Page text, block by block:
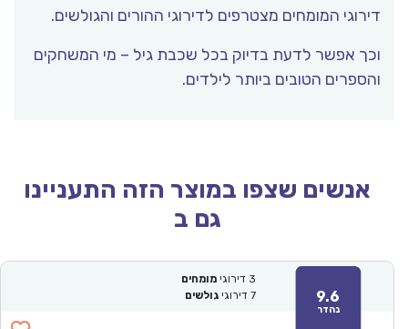
דירוגי המומחים מצטרפים לדירוגי ההורים והגולשים.
וכך אפשר לדעת בדיוק בכל שכבת גיל – מי המשחקים
והספרים הטובים ביותר לילדים.
אנשים שצפו במוצר הזה התעניינו
גם ב
9.6
נהדר
3 דירוגי מומחים
7 דירוגי גולשים